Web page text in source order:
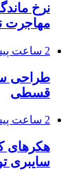
نرخ
مهاجرت
2 ساعت پیش
طراحی
قسطی
2 ساعت پیش
هکرهای
سایبری